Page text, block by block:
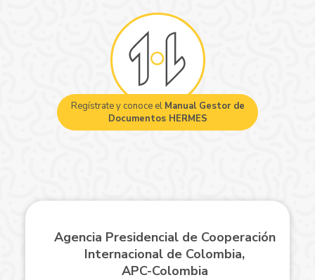
Regístrate y conoce el Manual Gestor de
Documentos HERMES
Agencia Presidencial de Cooperación
Internacional de Colombia,
APC-Colombia